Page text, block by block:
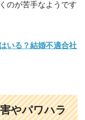
のが苦手なようです
いる？結婚不適合社
やパワハラ